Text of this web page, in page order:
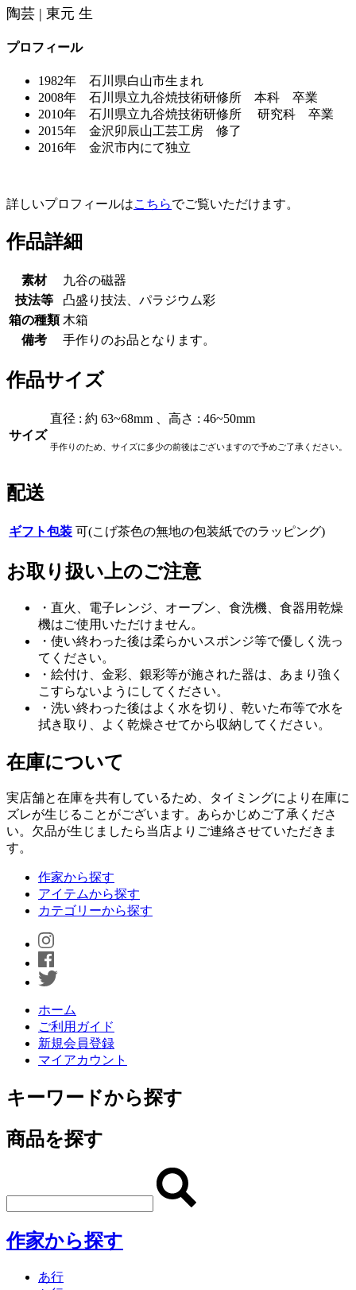
陶芸 | 東元 生
プロフィール
1982年 石川県白山市生まれ
2008年 石川県立九谷焼技術研修所 本科 卒業
2010年 石川県立九谷焼技術研修所 研究科 卒業
2015年 金沢卯辰山工芸工房 修了
2016年 金沢市内にて独立
詳しいプロフィールはこちらでご覧いただけます。
作品詳細
素材
九谷の磁器
技法等
凸盛り技法、パラジウム彩
箱の種類 木箱
備考
手作りのお品となります。
作品サイズ
サイズ
直径 : 約 63~68mm 、高さ : 46~50mm
手作りのため、サイズに多少の前後はございますので予めご了承ください。
配送
ギフト包装 可(こげ茶色の無地の包装紙でのラッピング)
お取り扱い上のご注意
・直火、電子レンジ、オーブン、食洗機、食器用乾燥
機はご使用いただけません。
・使い終わった後は柔らかいスポンジ等で優しく洗っ
てください。
・絵付け、金彩、銀彩等が施された器は、あまり強く
こすらないようにしてください。
・洗い終わった後はよく水を切り、乾いた布等で水を
拭き取り、よく乾燥させてから収納してください。
在庫について
実店舗と在庫を共有しているため、タイミングにより在庫に
ズレが生じることがございます。あらかじめご了承くださ
い。欠品が生じましたら当店よりご連絡させていただきま
す。
作家から探す
アイテムから探す
カテゴリーから探す
ホーム
ご利用ガイド
新規会員登録
マイアカウント
キーワードから探す
商品を探す
作家から探す
あ行